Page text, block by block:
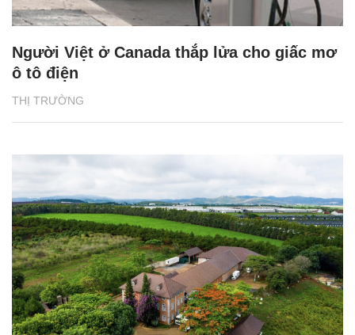
THỊ TRƯỜNG
Người Việt ở Canada thắp lửa cho giấc mơ
ô tô điện